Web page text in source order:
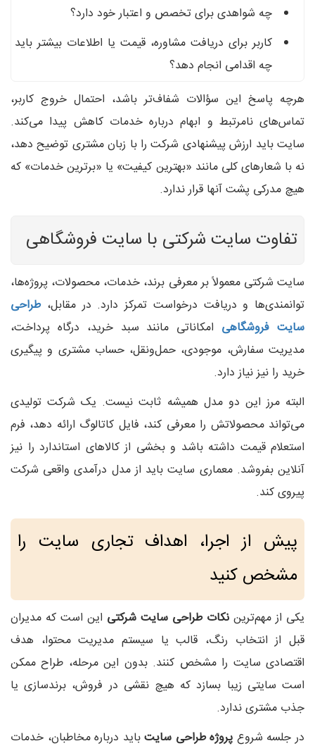
چه شواهدی برای تخصص و اعتبار خود دارد؟
کاربر برای دریافت مشاوره، قیمت یا اطلاعات بیشتر باید
چه اقدامی انجام دهد؟
هرچه پاسخ این سؤالات شفاف‌تر باشد، احتمال خروج کاربر،
تماس‌های نامرتبط و ابهام درباره خدمات کاهش پیدا می‌کند.
سایت باید ارزش پیشنهادی شرکت را با زبان مشتری توضیح دهد،
نه با شعارهای کلی مانند «بهترین کیفیت» یا «برترین خدمات» که
هیچ مدرکی پشت آنها قرار ندارد.
تفاوت سایت شرکتی با سایت فروشگاهی
سایت شرکتی معمولاً بر معرفی برند، خدمات، محصولات، پروژه‌ها،
توانمندی‌ها و دریافت درخواست تمرکز دارد. در مقابل،طراحی
سایت فروشگاهی امکاناتی مانند سبد خرید، درگاه پرداخت،
مدیریت سفارش، موجودی، حمل‌ونقل، حساب مشتری و پیگیری
خرید را نیز نیاز دارد.
البته مرز این دو مدل همیشه ثابت نیست. یک شرکت تولیدی
می‌تواند محصولاتش را معرفی کند، فایل کاتالوگ ارائه دهد، فرم
استعلام قیمت داشته باشد و بخشی از کالاهای استاندارد را نیز
آنلاین بفروشد. معماری سایت باید از مدل درآمدی واقعی شرکت
پیروی کند.
پیش از اجرا، اهداف تجاری سایت را
مشخص کنید
یکی از مهم‌ترین نکات طراحی سایت شرکتی این است که مدیران
قبل از انتخاب رنگ، قالب یا سیستم مدیریت محتوا، هدف
اقتصادی سایت را مشخص کنند. بدون این مرحله، طراح ممکن
است سایتی زیبا بسازد که هیچ نقشی در فروش، برندسازی یا
جذب مشتری ندارد.
در جلسه شروع پروژه طراحی سایتباید درباره مخاطبان، خدمات